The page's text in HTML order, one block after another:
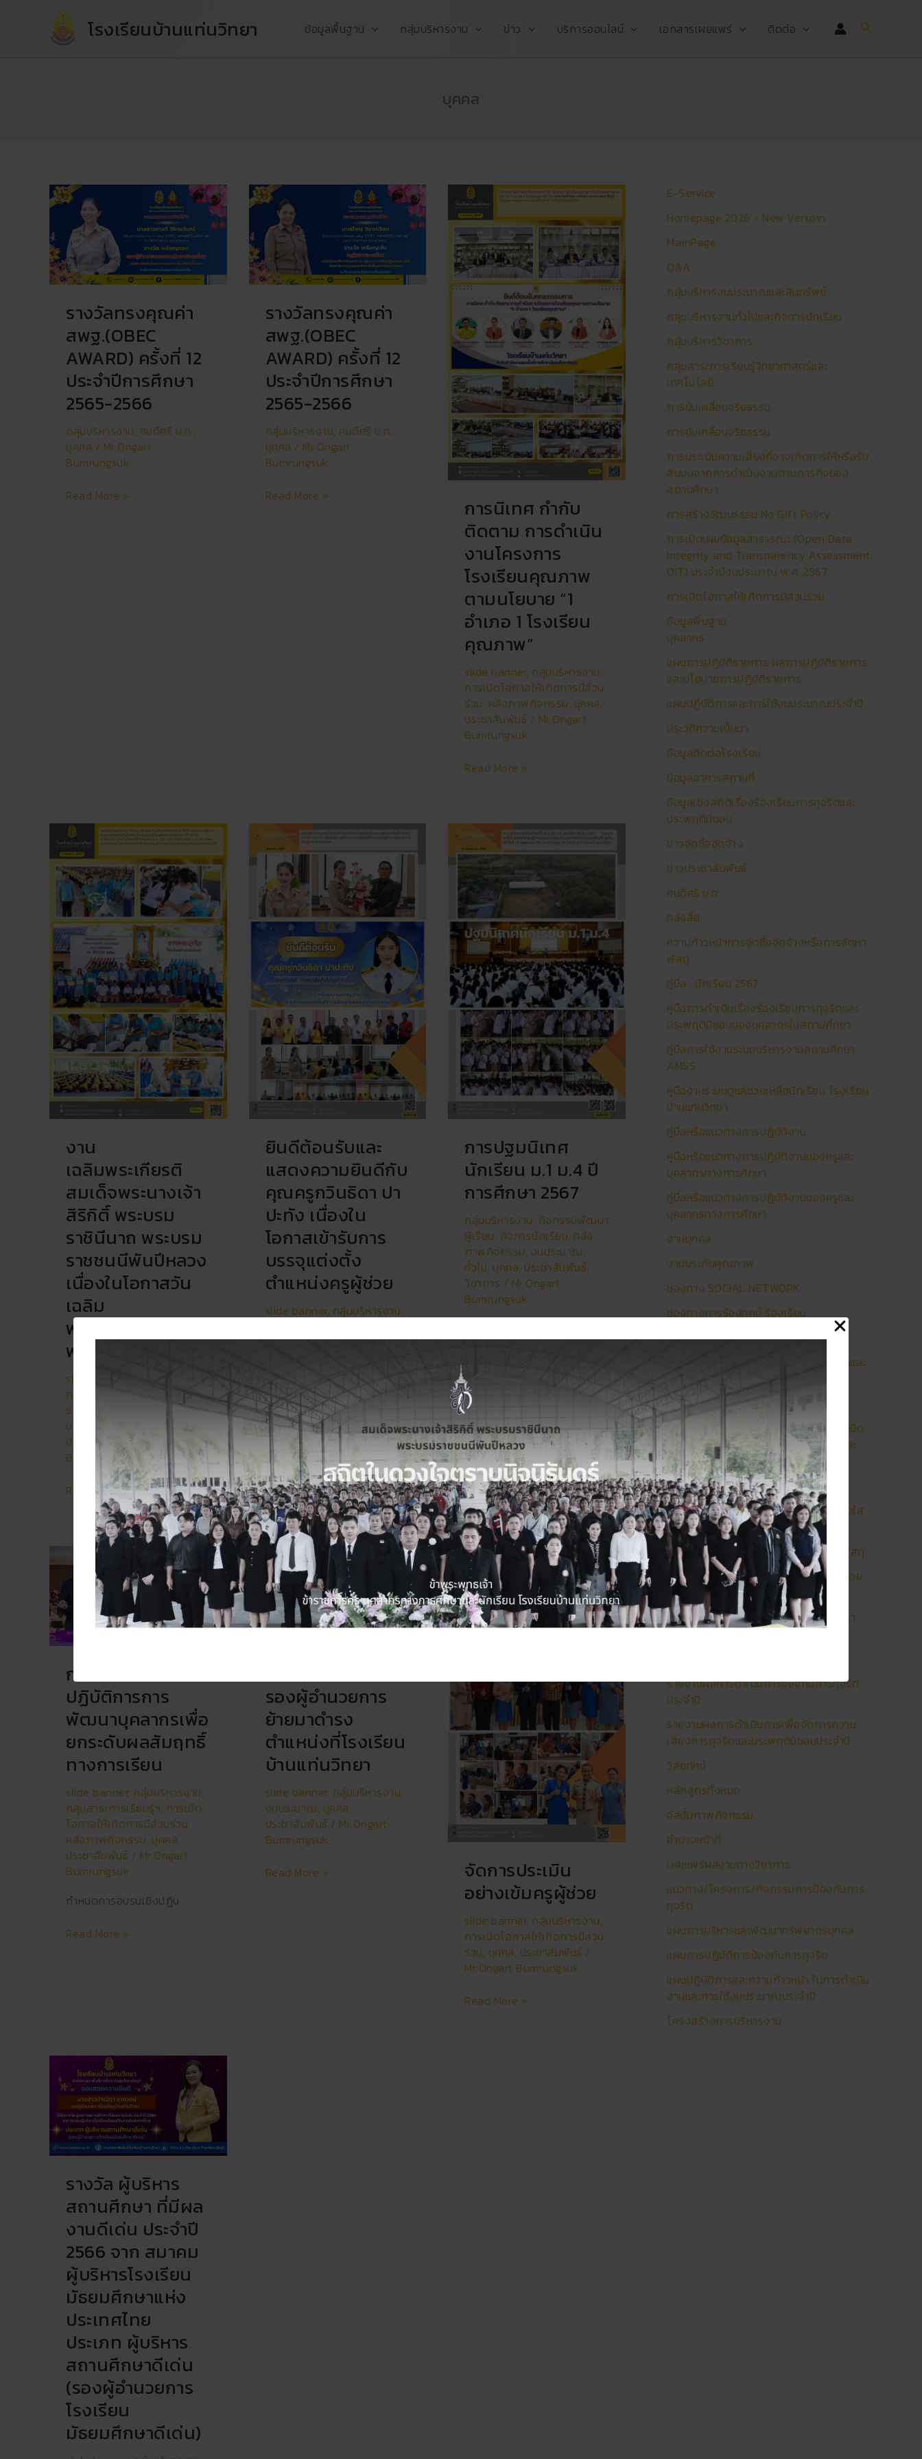
โรงเรียนบ้านแท่นวิทยา ข้อมูลพื้นฐาน กลุ่มบริหารงาน ข่าว บริการออนไลน์ เอกสารเผยแพร่ ติดต่อ Search
บุคคล
รางวัลทรงคุณค่า
สพฐ.(OBEC
AWARD) ครั้งที่ 12
ประจำปีการศึกษา
2565-2566
กลุ่มบริหารงาน, คนดีศรี บ.ท.,
บุคคล / Mr.Ongart
Bumrungsuk
รางวัล
ทรง
คุณค่า
สพฐ.
(OBEC
AWARD)
ที่
12
ประจำ
ปี
การ
ศึกษา
2565-
2566
Read More »
รางวัลทรงคุณค่า
สพฐ.(OBEC
AWARD) ครั้งที่ 12
ประจำปีการศึกษา
2565-2566
กลุ่มบริหารงาน, คนดีศรี บ.ท.,
บุคคล / Mr.Ongart
Bumrungsuk
รางวัล
ทรง
คุณค่า
สพฐ.
(OBEC
AWARD)
ที่
12
ประจำ
ปี
การ
ศึกษา
2565-
2566
Read More »
การนิเทศ กำกับ
ติดตาม การดำเนิน
งานโครงการ
โรงเรียนคุณภาพ
ตามนโยบาย “1
อำเภอ 1 โรงเรียน
คุณภาพ”
slide banner, กลุ่มบริหารงาน,
การเปิดโอกาสให้เกิดการมีส่วน
ร่วม, คลังภาพกิจกรรม, บุคคล,
ประชาสัมพันธ์ / Mr.Ongart
Bumrungsuk
การ
นิเทศ
กำกับ
ติดตาม
การ
ดำเนิน
งาน
โครงการ
โรงเรียน
คุณภาพ
ตาม
นโยบาย
“1
อำเภอ
1
โรงเรียน
คุณภาพ”
Read More »
งาน
เฉลิมพระเกียรติ
สมเด็จพระนางเจ้า
สิริกิติ์ พระบรม
ราชินีนาถ พระบรม
ราชชนนีพันปีหลวง
เนื่องในโอกาสวัน
เฉลิม
พระชนมพรรษา 92
พรรษา
slide banner
การเปิดโอกาสให้เกิดการมีส่วน
ร่วม
คนดีศรี
บ.ท.
คลังภาพกิจกรรม
ประชาสัมพันธ์
/
Mr.Ongart
Bumrungsuk
งาน
เฉลิมพระเกียรติ
สมเด็จ
พระนาง
เจ้า
สิ
ริกิ
ติ์
พระบรม
ราชินีนาถ
พระบรม
ราช
ชนนี
พันปี
หลวง
เนื่อง
ใน
เฉลิม
พระชนมพรรษา
92
พรรษา
Read More »
ยินดีต้อนรับและ
แสดงความยินดีกับ
คุณครูกวินธิดา ปา
ปะทัง เนื่องใน
โอกาสเข้ารับการ
บรรจุแต่งตั้ง
ตำแหน่งครูผู้ช่วย
slide banner, กลุ่มบริหารงาน,
โอกาสให้เกิดการมีส่วนร่วม,
Mr.Ongart Bumrungsuk
ยินดี
ต้อนรับ
และ
แสดง
ความ
ยินดี
กับ
คุณครู
กวิน
ธิดา
ปา
ปะ
ทัง
เนื่อง
ใน
โอกาส
เข้า
บรรจุ
ตั้ง
ตำแหน่ง
ครู
ผู้
ช่วย
Read More »
การปฐมนิเทศ
นักเรียน ม.1 ม.4 ปี
การศึกษา 2567
กลุ่มบริหารงาน, กิจกรรมพัฒนา
ผู้เรียน, กิจการนักเรียน, คลัง
ภาพกิจกรรม, งบประมาณ,
ทั่วไป, บุคคล, ประชาสัมพันธ์,
วิชาการ / Mr.Ongart
Bumrungsuk
การ
ปฐมนิเทศ
นักเรียน
ม.1
ม.4
ปี
การ
ศึกษา
2567
การอบรมเชิง
ปฏิบัติการการ
พัฒนาบุคลากรเพื่อ
ยกระดับผลสัมฤทธิ์
ทางการเรียน
slide banner, กลุ่มบริหารงาน,
กลุ่มสาระการเรียนรู้ฯ, การเปิด
โอกาสให้เกิดการมีส่วนร่วม,
คลังภาพกิจกรรม, บุคคล,
ประชาสัมพันธ์ / Mr.Ongart
Bumrungsuk
กำหนดการอบรมเชิงปฏิบ
อบรม
ปฏิบัติ
การ
การ
บุคลากร
เพื่อ
ยก
ระดับ
ผล
สัมฤทธิ์
ทางการ
Read More »
รองผู้อำนวยการ
ย้ายมาดำรง
ตำแหน่งที่โรงเรียน
บ้านแท่นวิทยา
slide banner, กลุ่มบริหารงาน,
งบประมาณ, บุคคล,
ประชาสัมพันธ์ / Mr.Ongart
Bumrungsuk
ยินดี
ต้อนรับ
ท่าน
รอง
ผู้
มา
ดำรง
ตำแหน่ง
ที่
โรงเรียน
บ้านแท่น
Read More »
จัดการประเมิน
อย่างเข้มครูผู้ช่วย
slide banner, กลุ่มบริหารงาน,
การเปิดโอกาสให้เกิดการมีส่วน
ร่วม, บุคคล, ประชาสัมพันธ์ /
Mr.Ongart Bumrungsuk
จัดการ
ประเมิน
อย่าง
เข้ม
ครู
Read More »
รางวัล ผู้บริหาร
สถานศึกษา ที่มีผล
งานดีเด่น ประจำปี
2566 จาก สมาคม
ผู้บริหารโรงเรียน
มัธยมศึกษาแห่ง
ประเทศไทย
ประเภท ผู้บริหาร
สถานศึกษาดีเด่น
(รองผู้อำนวยการ
โรงเรียน
มัธยมศึกษาดีเด่น)
รางวัล
ผู้
บริหาร
สถาน
ศึกษา
ที่
ผล
งาน
ดี
เด่น
ประจำ
ปี
2566
จาก
สมาคม
ผู้
บริหาร
โรงเรียน
มัธยมศึกษา
แห่ง
ประเทศไทย
ประเภท
ผู้
E-Service
Homepage 2026 - New Versoin
MainPage
Q&A
กลุ่มบริหารงบประมาณและสินทรัพย์
กลุ่มบริหารงานทั่วไปและกิจการนักเรียน
กลุ่มบริหารวิชาการ
กลุ่มสาระการเรียนรู้วิทยาศาสตร์และ
เทคโนโลยี
การขับเคลื่อนจริยธรรม
การขับเคลื่อนจริยธรรม
การประเมินความเสี่ยงที่อาจเกิดการให้หรือรับ
สินบนจากการดำเนินงานตามภารกิจของ
สถานศึกษา
การสร้างวัฒนธรรม No Gift Policy
การเปิดเผยข้อมูลสาธารณะ (Open Data
Integrity and Transparency Assessment:
OIT) ประจำปีงบประมาณ พ.ศ. 2567
การเปิดโอกาสให้เกิดการมีส่วนร่วม
ข้อมูลพื้นฐาน
บุคลากร
แผนการปฏิบัติราชการ ผลการปฏิบัติราชการ
และนโยบายการปฏิบัติราชการ
แผนปฏิบัติการและการใช้งบประมาณประจำปี
ประวัติความเป็นมา
ข้อมูลติดต่อโรงเรียน
ข้อมูลอาคารสถานที่
ข้อมูลเชิงสถิติเรื่องร้องเรียนการทุจริตและ
ประพฤติมิชอบ
ข่าวจัดซื้อจัดจ้าง
ข่าวประชาสัมพันธ์
คนดีศรี บ.ท.
คลังสื่อ
ความก้าวหน้าการจัดซื้อจัดจ้างหรือการจัดหา
พัสดุ
คู่มือ : นักเรียน 2567
คู่มือการดําเนินเรื่องร้องเรียนการทุจริตและ
ประพฤติมิชอบของบุคลากรในสถานศึกษา
คู่มือการใช้งานระบบบริหารงานสถานศึกษา
AMSS
คู่มืองานระบบดูแลช่วยเหลือนักเรียน โรงเรียน
บ้านแท่นวิทยา
คู่มือหรือแนวทางการปฏิบัติงาน
คู่มือหรือแนวทางการปฏิบัติงานของครูและ
บุคลากรทางการศึกษา
คู่มือหรือแนวทางการปฏิบัติงานของครูและ
บุคลากรทางการศึกษา
งานบุคคล
งานประกันคุณภาพ
ช่องทาง SOCIAL NETWORK
ช่องทางการร้องทุกข์ ร้องเรียน
ช่องทางการรับฟังความคิดเห็น
ช่องทางการแจ้งเรื่องร้องเรียนการทุจริตและ
นโยบายความเป็นส่วนตัว
นโยบายไม่รับของขวัญและของกำนัลทุกชนิด
จากการปฏิบัติหน้าที่ (No Gift Policy) และ
เจตจำนงสุจริตของผู้บริหาร
ประมวลจริยธรรมสำหรับเจ้าหน้าที่ของรัฐ
มาตรการส่งเสริมคุณธรรมและความโปร่งใส
ภายในสถานศึกษา
รายการการจัดซื้อจัดจ้างหรือการจัดหาพัสดุ
รายงานการรับสินบนหรือประโยชน์อื่นใดโดย
ธรรมจรรยา
รายงานผลการจัดซื้อจัดจ้างหรือการจัดหา
พัสดุประจำปี
รายงานผลการดำเนินการป้องกันการทุจริต
ประจำปี
รายงานผลการดำเนินการเพื่อจัดการความ
เสี่ยงการทุจริตและประพฤติมิชอบประจำปี
วิสัยทัศน์
หลักสูตรทั้งหมด
อัลบั้มภาพกิจกรรม
อำนาจหน้าที่
เผยแพร่ผลงานทางวิชาการ
แนวทาง/โครงการ/กิจกรรมการป้องกันการ
ทุจริต
แผนการบริหารและพัฒนาทรัพยากรบุคคล
แผนการปฏิบัติการป้องกันการทุจริต
แผนปฏิบัติการและความก้าวหน้า ในการดำเนิน
งานและการใช้งบประมาณประจำปี
โครงสร้างการบริหารงาน